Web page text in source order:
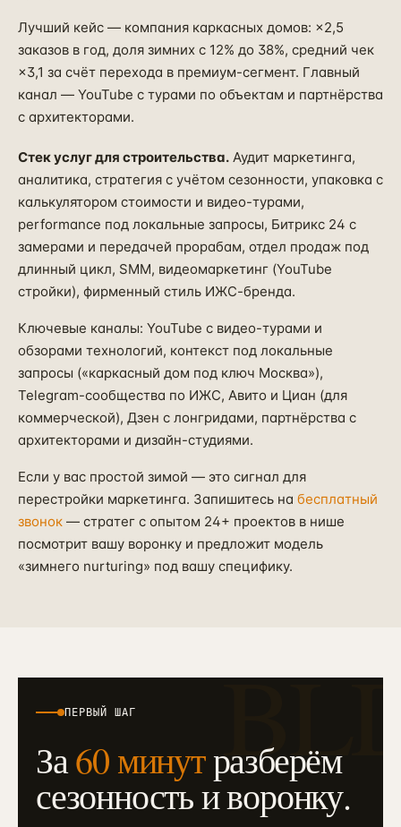
Лучший кейс — компания каркасных домов: ×2,5
заказов в год, доля зимних с 12% до 38%, средний чек
×3,1 за счёт перехода в премиум-сегмент. Главный
канал — YouTube с турами по объектам и партнёрства
с архитекторами.
Стек услуг для строительства. Аудит маркетинга,
аналитика, стратегия с учётом сезонности, упаковка с
калькулятором стоимости и видео-турами,
performance под локальные запросы, Битрикс 24 с
замерами и передачей прорабам, отдел продаж под
длинный цикл, SMM, видеомаркетинг (YouTube
стройки), фирменный стиль ИЖС-бренда.
Ключевые каналы: YouTube с видео-турами и
обзорами технологий, контекст под локальные
запросы («каркасный дом под ключ Москва»),
Telegram-сообщества по ИЖС, Авито и Циан (для
коммерческой), Дзен с лонгридами, партнёрства с
архитекторами и дизайн-студиями.
Если у вас простой зимой — это сигнал для
перестройки маркетинга. Запишитесь на бесплатный
звонок — стратег с опытом 24+ проектов в нише
посмотрит вашу воронку и предложит модель
«зимнего nurturing» под вашу специфику.
ПЕРВЫЙ ШАГ
За60 минутразберём
сезонность и воронку.